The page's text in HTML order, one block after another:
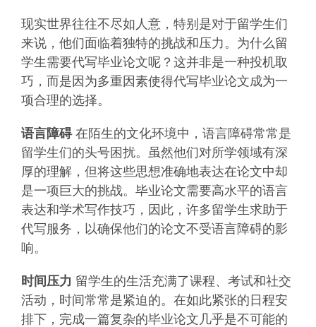
现实世界往往不尽如人意，特别是对于留学生们
来说，他们面临着独特的挑战和压力。为什么留
学生需要代写毕业论文呢？这并非是一种投机取
巧，而是因为多重因素使得代写毕业论文成为一
项合理的选择。
语言障碍在陌生的文化环境中，语言障碍常常是
留学生们的头号困扰。虽然他们对所学领域有深
厚的理解，但将这些思想准确地表达在论文中却
是一项巨大的挑战。毕业论文需要高水平的语言
表达和学术写作技巧，因此，许多留学生求助于
代写服务，以确保他们的论文不受语言障碍的影
响。
时间压力 留学生的生活充满了课程、考试和社交
活动，时间常常是紧迫的。在如此紧张的日程安
排下，完成一篇复杂的毕业论文几乎是不可能的